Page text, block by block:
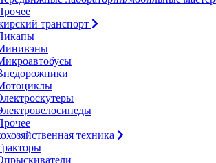
транспорт
техника